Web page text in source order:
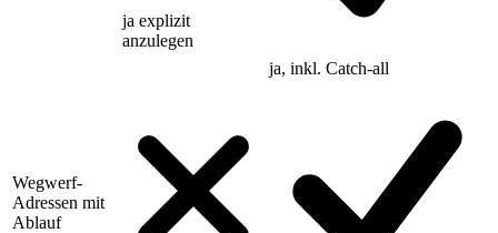
ja explizit
anzulegen
ja, inkl. Catch-all
Wegwerf-
Adressen mit
Ablauf